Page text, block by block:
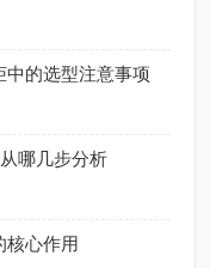
的选型注意事项
哪几步分析
核心作用